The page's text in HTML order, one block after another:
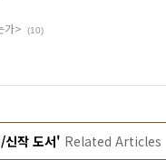
가> (10)
신작 도서' Related Articles